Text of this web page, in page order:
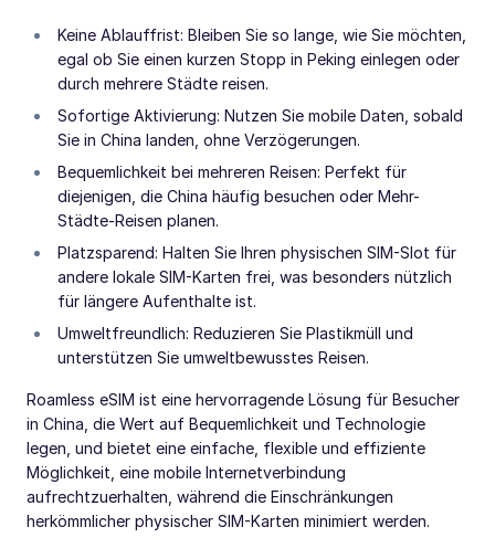
Keine Ablauffrist: Bleiben Sie so lange, wie Sie möchten,
egal ob Sie einen kurzen Stopp in Peking einlegen oder
durch mehrere Städte reisen.
Sofortige Aktivierung: Nutzen Sie mobile Daten, sobald
Sie in China landen, ohne Verzögerungen.
Bequemlichkeit bei mehreren Reisen: Perfekt für
diejenigen, die China häufig besuchen oder Mehr-
Städte-Reisen planen.
Platzsparend: Halten Sie Ihren physischen SIM-Slot für
andere lokale SIM-Karten frei, was besonders nützlich
für längere Aufenthalte ist.
Umweltfreundlich: Reduzieren Sie Plastikmüll und
unterstützen Sie umweltbewusstes Reisen.
Roamless eSIM ist eine hervorragende Lösung für Besucher
in China, die Wert auf Bequemlichkeit und Technologie
legen, und bietet eine einfache, flexible und effiziente
Möglichkeit, eine mobile Internetverbindung
aufrechtzuerhalten, während die Einschränkungen
herkömmlicher physischer SIM-Karten minimiert werden.